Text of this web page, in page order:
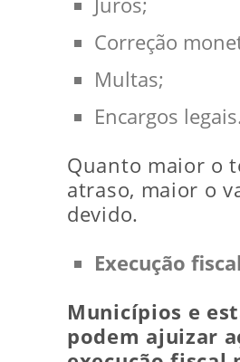
Juros;
Correção
Multas;
Encargos
Quanto maior o
atraso, maior o
devido.
Execução fiscal
Municípios e
podem ajuizar